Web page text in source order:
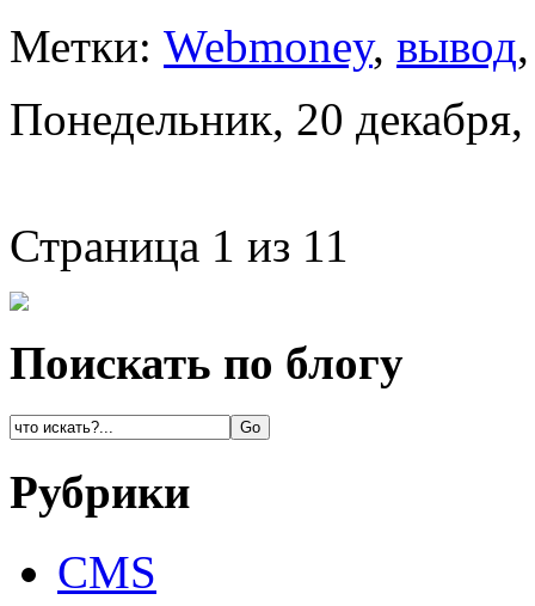
Метки: Webmoney, вывод
Понедельник, 20
Страница 1 из 1 1
Поискать по блогу
Рубрики
CMS